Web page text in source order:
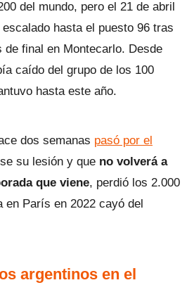
del mundo, pero el 21 de abril
hasta el puesto 96 tras
final en Montecarlo. Desde
caído del grupo de los 100
hasta este año.
dos semanas pasó por el
su lesión y que no volverá a
que viene, perdió los 2.000
en París en 2022 cayó del
argentinos en el